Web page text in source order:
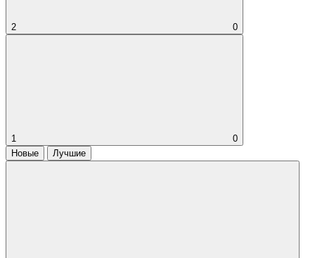
2 0
1
0
Новые
Лучшие